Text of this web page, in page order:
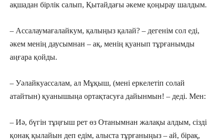
ақшадан бірлік салып, Қытайдағы əкеме қоңырау шалдым.
– Ассалаумағалайкум, қалыңыз қалай? – дегенім сол еді,
əкем менің даусымнан – ақ, менің қуанып тұрғанымды
аңғара қойды.
– Уəлайкуассалам, ал Мұқыш, (мені еркелетіп солай
атайтын) қуанышыңа ортақтасуға дайынмын! – деді. Мен:
– Иə, бүгін тұңғыш рет өз Отанымнан жалақы алдым, сізді
қонақ қылайын деп едім, алыста тұрғаныңыз – ай, бірақ,